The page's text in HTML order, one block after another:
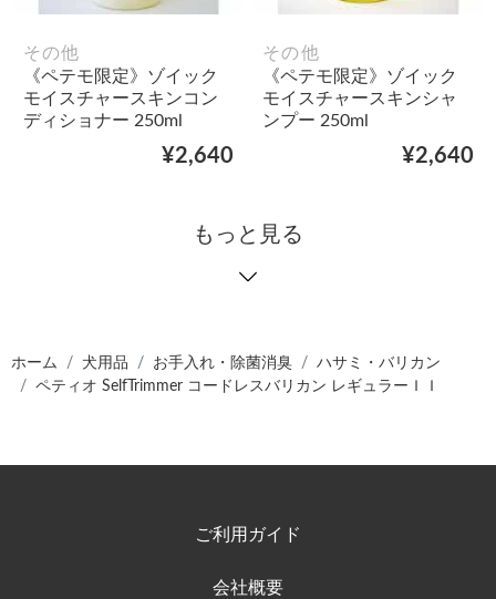
その他
《ペテモ限定》ゾイック
モイスチャースキンコン
ディショナー 250ml
¥2,640
その他
《ペテモ限定》ゾイック
モイスチャースキンシャ
ンプー 250ml
¥2,640
もっと見る
ホーム 犬用品 お手入れ・除菌消臭
ハサミ・バリカン
ペティオ SelfTrimmer コードレスバリカン レギュラーＩＩ
ご利用ガイド
会社概要